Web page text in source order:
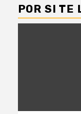
POR SI TE